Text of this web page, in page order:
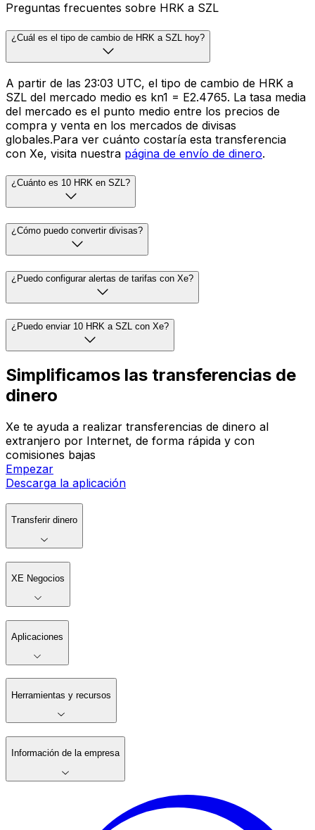
Preguntas frecuentes sobre HRK a SZL
¿Cuál es el tipo de cambio de HRK a SZL hoy?
A partir de las 23:03 UTC, el tipo de cambio de HRK a
SZL del mercado medio es kn1 = E2.4765. La tasa media
del mercado es el punto medio entre los precios de
compra y venta en los mercados de divisas
globales.Para ver cuánto costaría esta transferencia
con Xe, visita nuestra página de envío de dinero.
¿Cuánto es 10 HRK en SZL?
¿Cómo puedo convertir divisas?
¿Puedo configurar alertas de tarifas con Xe?
¿Puedo enviar 10 HRK a SZL con Xe?
Simplificamos las transferencias de
dinero
Xe te ayuda a realizar transferencias de dinero al
extranjero por Internet, de forma rápida y con
comisiones bajas
Empezar
Descarga la aplicación
Transferir dinero
XE Negocios
Aplicaciones
Herramientas y recursos
Información de la empresa